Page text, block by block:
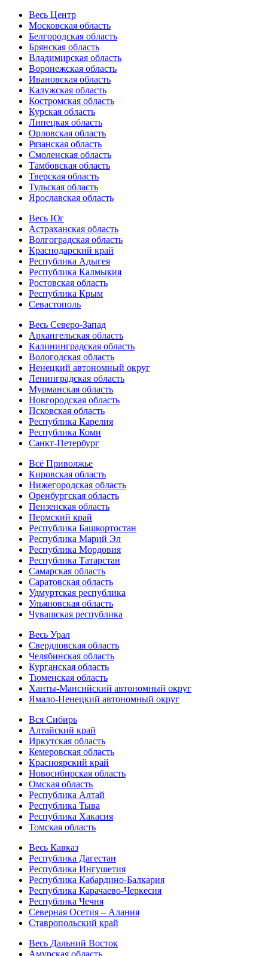
Весь Центр
Московская область
Белгородская область
Брянская область
Владимирская область
Воронежская область
Ивановская область
Калужская область
Костромская область
Курская область
Липецкая область
Орловская область
Рязанская область
Смоленская область
Тамбовская область
Тверская область
Тульская область
Ярославская область
Весь Юг
Астраханская область
Волгоградская область
Краснодарский край
Республика Адыгея
Республика Калмыкия
Ростовская область
Республика Крым
Севастополь
Весь Северо-Запад
Архангельская область
Калининградская область
Вологодская область
Ненецкий автономный округ
Ленинградская область
Мурманская область
Новгородская область
Псковская область
Республика Карелия
Республика Коми
Санкт-Петербург
Всё Приволжье
Кировская область
Нижегородская область
Оренбургская область
Пензенская область
Пермский край
Республика Башкортостан
Республика Марий Эл
Республика Мордовия
Республика Татарстан
Самарская область
Саратовская область
Удмуртская республика
Ульяновская область
Чувашская республика
Весь Урал
Свердловская область
Челябинская область
Курганская область
Тюменская область
Ханты-Мансийский автономный округ
Ямало-Ненецкий автономный округ
Вся Сибирь
Алтайский край
Иркутская область
Кемеровская область
Красноярский край
Новосибирская область
Омская область
Республика Алтай
Республика Тыва
Республика Хакасия
Томская область
Весь Кавказ
Республика Дагестан
Республика Ингушетия
Республика Кабардино-Балкария
Республика Карачаево-Черкесия
Республика Чечня
Северная Осетия – Алания
Ставропольский край
Весь Дальний Восток
Амурская область